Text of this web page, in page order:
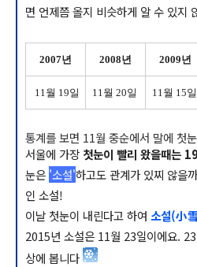
면 언제쯤 올지 비슷하게 알 수 있지
2007년 2008년 2009년
11월 19일 11월 20일 11월 15일
통계를 보면 11월 중순에서 말에 첫
서울에 가장 첫눈이 빨리 왔을때는
눈은 '소설'하고도 관계가 있찌 않을
인 소설!
이날 첫눈이 내린다고 하여 소설(小
2015년 소설은 11월 23일이에요.
상에 봅니다